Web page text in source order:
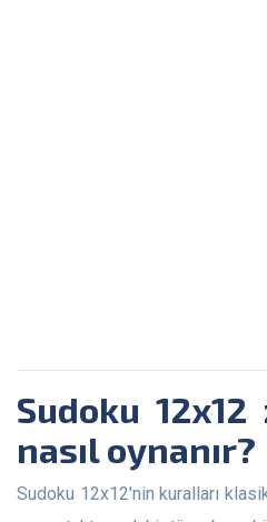
Sudoku 12x12 zor seviyede
nasıl oynanır?
Sudoku 12x12'nin kuralları klasik Sudoku ile aynıdır. Oyuncu,